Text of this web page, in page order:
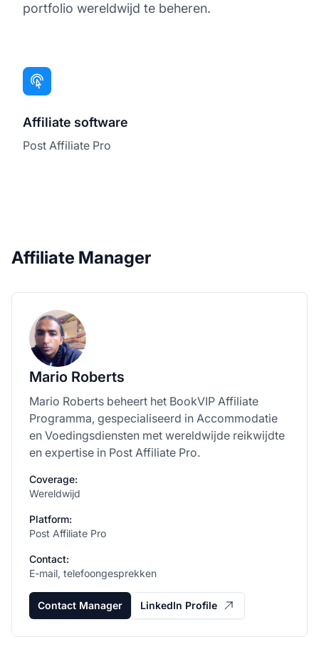
portfolio wereldwijd te beheren.
Affiliate software
Post Affiliate Pro
Affiliate Manager
Mario Roberts
Mario Roberts beheert het BookVIP Affiliate
Programma, gespecialiseerd in Accommodatie
en Voedingsdiensten met wereldwijde reikwijdte
en expertise in Post Affiliate Pro.
Coverage:
Wereldwijd
Platform:
Post Affiliate Pro
Contact:
E-mail, telefoongesprekken
Contact Manager LinkedIn Profile